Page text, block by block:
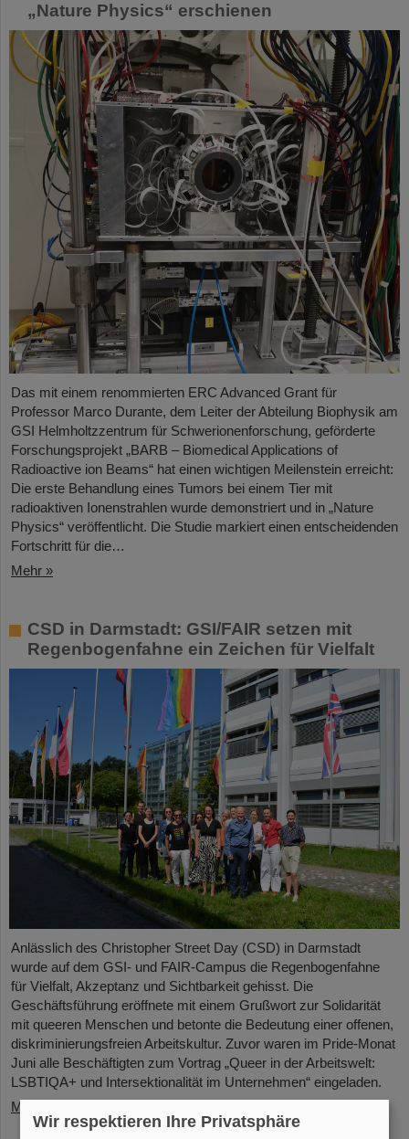
„Nature Physics“ erschienen
Das mit einem renommierten ERC Advanced Grant für
Professor Marco Durante, dem Leiter der Abteilung Biophysik am
GSI Helmholtzzentrum für Schwerionenforschung, geförderte
Forschungsprojekt „BARB – Biomedical Applications of
Radioactive ion Beams“ hat einen wichtigen Meilenstein erreicht:
Die erste Behandlung eines Tumors bei einem Tier mit
radioaktiven Ionenstrahlen wurde demonstriert und in „Nature
Physics“ veröffentlicht. Die Studie markiert einen entscheidenden
Fortschritt für die…
Mehr »
CSD in Darmstadt: GSI/FAIR setzen mit
Regenbogenfahne ein Zeichen für Vielfalt
Anlässlich des Christopher Street Day (CSD) in Darmstadt
wurde auf dem GSI- und FAIR-Campus die Regenbogenfahne
für Vielfalt, Akzeptanz und Sichtbarkeit gehisst. Die
Geschäftsführung eröffnete mit einem Grußwort zur Solidarität
mit queeren Menschen und betonte die Bedeutung einer offenen,
diskriminierungsfreien Arbeitskultur. Zuvor waren im Pride-Monat
Juni alle Beschäftigten zum Vortrag „Queer in der Arbeitswelt:
LSBTIQA+ und Intersektionalität im Unternehmen“ eingeladen.
Mehr »
Wir respektieren Ihre Privatsphäre